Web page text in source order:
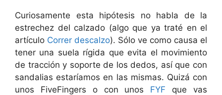
Curiosamente esta hipótesis no habla de la
estrechez del calzado (algo que ya traté en el
artículo Correr descalzo). Sólo ve como causa el
tener una suela rígida que evita el movimiento
de tracción y soporte de los dedos, así que con
sandalias estaríamos en las mismas. Quizá con
unos FiveFingers o con unos FYF que vas